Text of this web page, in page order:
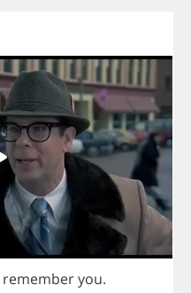
rememberyou.